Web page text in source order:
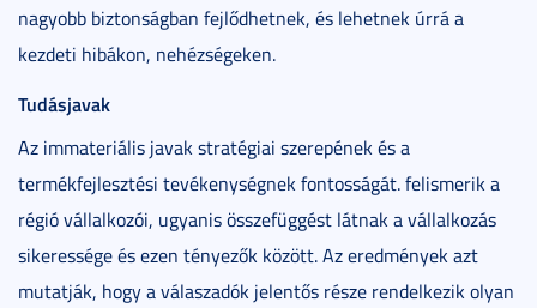
nagyobb biztonságban fejlődhetnek, és lehetnek úrrá a
kezdeti hibákon, nehézségeken.
Tudásjavak
Az immateriális javak stratégiai szerepének és a
termékfejlesztési tevékenységnek fontosságát. felismerik a
régió vállalkozói, ugyanis összefüggést látnak a vállalkozás
sikeressége és ezen tényezők között. Az eredmények azt
mutatják, hogy a válaszadók jelentős része rendelkezik olyan